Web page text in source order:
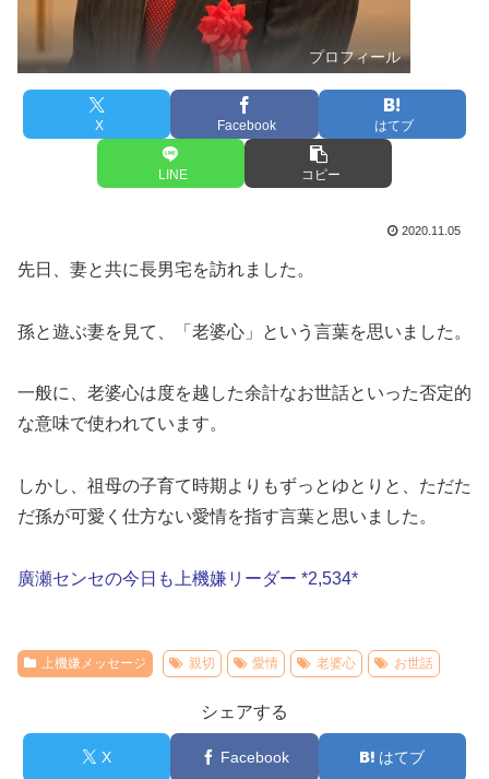
プロフィール
X Facebook はてブ
LINE コピー
2020.11.05
先日、妻と共に長男宅を訪れました。
孫と遊ぶ妻を見て、「老婆心」という言葉を思いました。
一般に、老婆心は度を越した余計なお世話といった否定的
な意味で使われています。
しかし、祖母の子育て時期よりもずっとゆとりと、ただた
だ孫が可愛く仕方ない愛情を指す言葉と思いました。
廣瀬センセの今日も上機嫌リーダー *2,534*
上機嫌メッセージ 親切 愛情 老婆心 お世話
シェアする
X Facebook はてブ